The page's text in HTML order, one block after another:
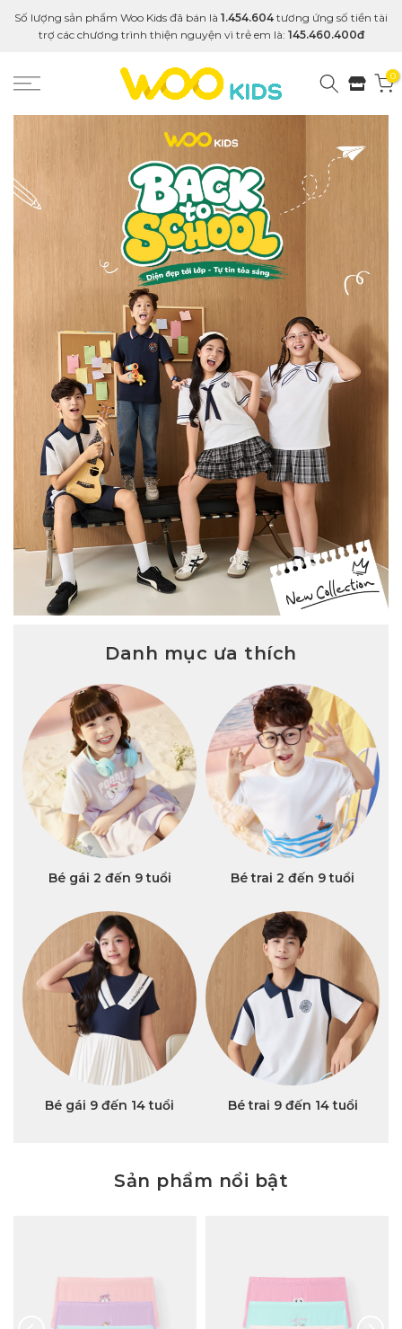
Số lượng sản phẩm Woo Kids đã bán là 1.454.604 tương ứng số tiền tài
trợ các chương trình thiện nguyện vì trẻ em là: 145.460.400đ
0
Danh mục ưa thích
Bé gái 2 đến 9 tuổi Bé trai 2 đến 9 tuổi
Bé gái 9 đến 14 tuổi Bé trai 9 đến 14 tuổi
Sản phẩm nổi bật